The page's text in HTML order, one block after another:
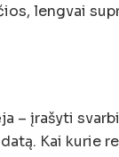
lengvai
– įrašyti
Kai kurie